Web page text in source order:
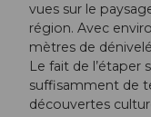
vues sur le
région. Avec
mètres de
Le fait de l’étaper
suffisamment de
découvertes